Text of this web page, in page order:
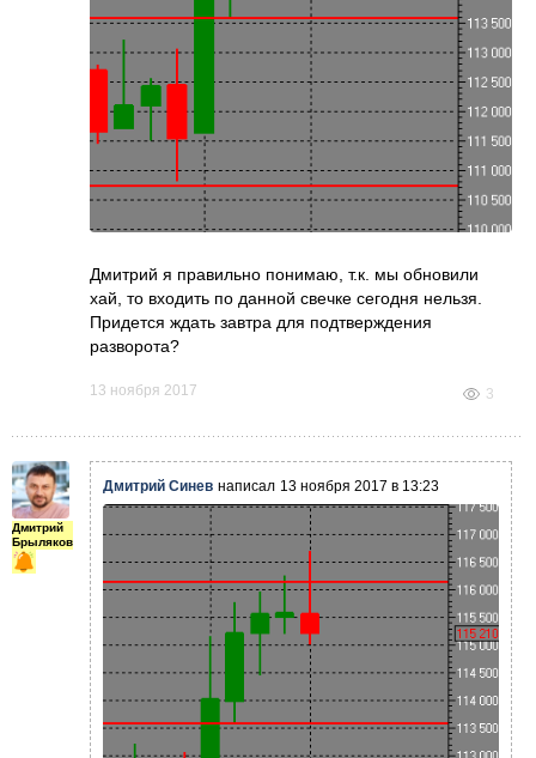
Дмитрий я правильно понимаю, т.к. мы обновили
хай, то входить по данной свечке сегодня нельзя.
Придется ждать завтра для подтверждения
разворота?
13 ноября 2017 3
Дмитрий
Брыляков
Дмитрий Синев написал 13 ноября 2017 в 13:23